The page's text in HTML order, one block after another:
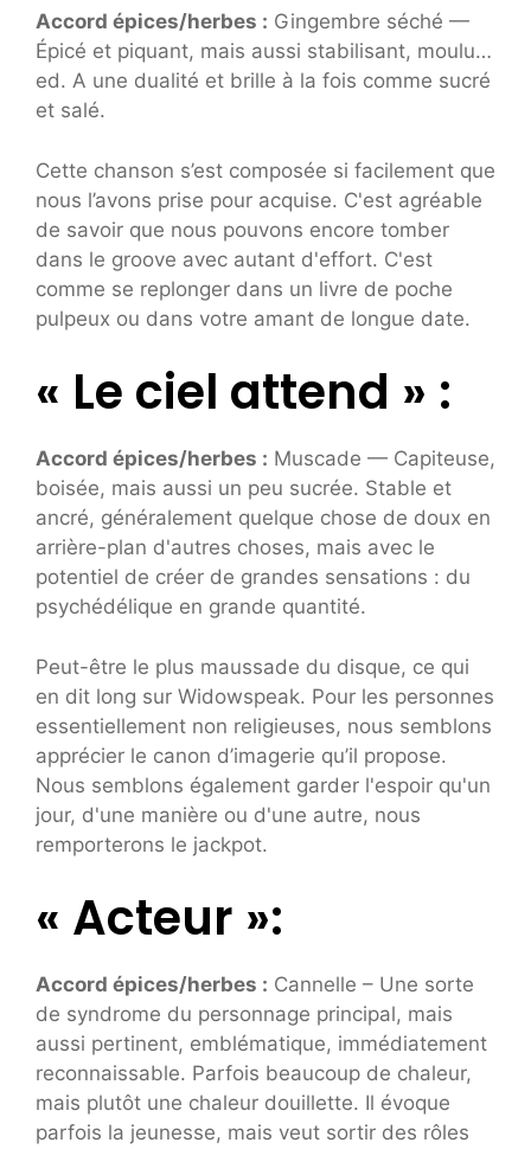
Accord épices/herbes : Gingembre séché —
Épicé et piquant, mais aussi stabilisant, moulu…
ed. A une dualité et brille à la fois comme sucré
et salé.
Cette chanson s’est composée si facilement que
nous l’avons prise pour acquise. C'est agréable
de savoir que nous pouvons encore tomber
dans le groove avec autant d'effort. C'est
comme se replonger dans un livre de poche
pulpeux ou dans votre amant de longue date.
« Le ciel attend » :
Accord épices/herbes : Muscade — Capiteuse,
boisée, mais aussi un peu sucrée. Stable et
ancré, généralement quelque chose de doux en
arrière-plan d'autres choses, mais avec le
potentiel de créer de grandes sensations : du
psychédélique en grande quantité.
Peut-être le plus maussade du disque, ce qui
en dit long sur Widowspeak. Pour les personnes
essentiellement non religieuses, nous semblons
apprécier le canon d’imagerie qu’il propose.
Nous semblons également garder l'espoir qu'un
jour, d'une manière ou d'une autre, nous
remporterons le jackpot.
« Acteur »:
Accord épices/herbes : Cannelle – Une sorte
de syndrome du personnage principal, mais
aussi pertinent, emblématique, immédiatement
reconnaissable. Parfois beaucoup de chaleur,
mais plutôt une chaleur douillette. Il évoque
parfois la jeunesse, mais veut sortir des rôles